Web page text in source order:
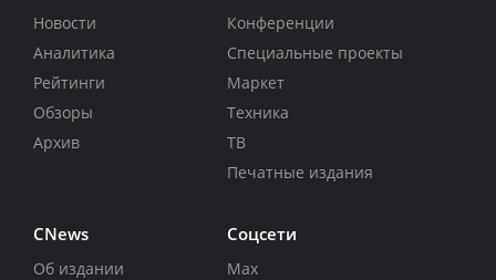
Новости
Аналитика
Рейтинги
Обзоры
Архив
Конференции
Специальные проекты
Маркет
Техника
ТВ
Печатные издания
CNews
Об издании
Соцсети
Max